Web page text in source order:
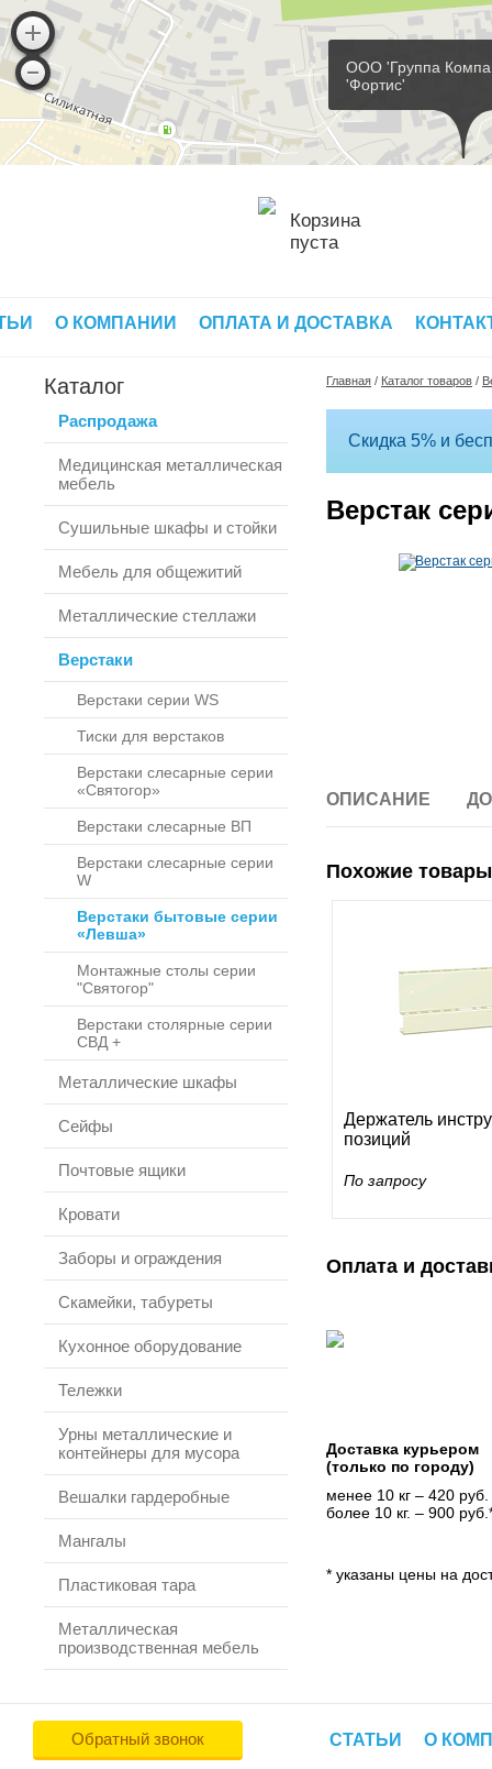
ООО 'Группа
'Фортис'
Корзина
пуста
О КОМПАНИИ ОПЛАТА И ДОСТАВКА
Каталог
Распродажа
Медицинская металлическая
мебель
Сушильные шкафы и стойки
Мебель для общежитий
Металлические стеллажи
Верстаки
Верстаки серии WS
Тиски для верстаков
Верстаки слесарные серии
«Святогор»
Верстаки слесарные ВП
Верстаки слесарные серии
W
Верстаки бытовые серии
«Левша»
Монтажные столы серии
"Святогор"
Верстаки столярные серии
СВД +
Металлические шкафы
Сейфы
Почтовые ящики
Кровати
Заборы и ограждения
Скамейки, табуреты
Кухонное оборудование
Тележки
Урны металлические и
контейнеры для мусора
Вешалки гардеробные
Мангалы
Пластиковая тара
Металлическая
производственная мебель
Главная / Каталог товаров /
Скидка 5% и
Верстак
ОПИСАНИЕ
Похожие
Держатель
позиций
По запросу
Оплата и
Доставка курьером
(только по городу)
менее 10 кг – 420 руб.
более 10 кг. – 900
* указаны цены на
Обратный звонок СТАТЬИ О